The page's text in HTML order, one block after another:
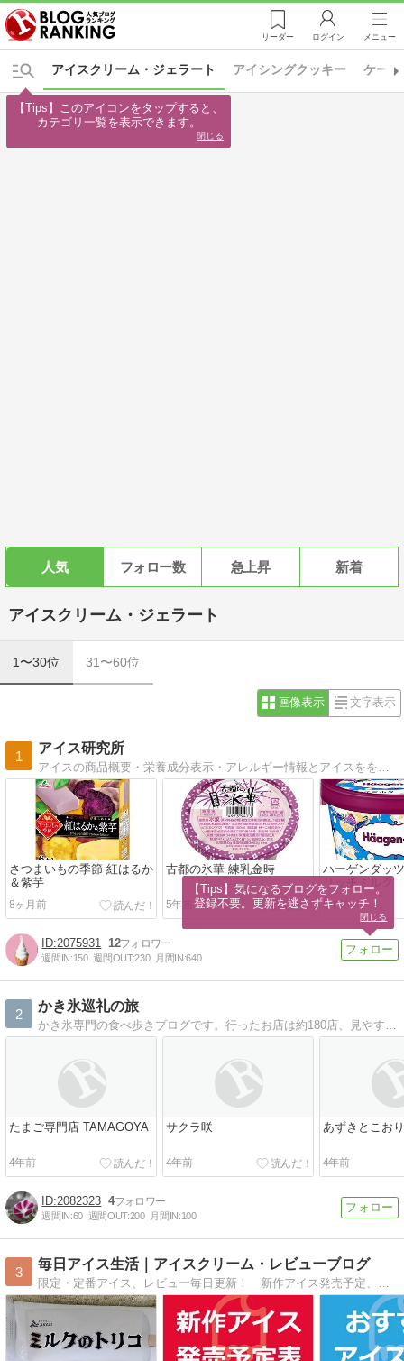
リーダー ログイン メニュー
アイシングクッキー
アイスクリーム・ジェラート ケーキ
人気 フォロー数 急上昇 新着
アイスクリーム・ジェラート
1〜30位 31〜60位
画像表示 文字表示
1
アイス研究所
さつまいもの季節 紅はるか
＆紫芋
8ヶ月前
古都の氷華 練乳金時
5年前
ハーゲンダッ
リッチミルク
5年前
2075931 12
週間IN:150 週間OUT:230 月間IN:640
2
かき氷巡礼の旅
たまご専門店 TAMAGOYA
4年前
サクラ咲
4年前
あずきとこおり
4年前
2082323 4
週間IN:60 週間OUT:200 月間IN:100
3
毎日アイス生活｜アイスクリーム・レビューブログ
【Tips】このアイコンをタップすると、
カテゴリ一覧を表示できます。
閉じる
【Tips】気になるブログをフォロー。
登録不要。更新を逃さずキャッチ！
閉じる